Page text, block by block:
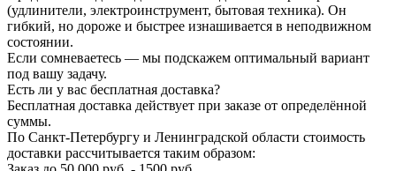
(удлинители, электроинструмент, бытовая техника). Он
гибкий, но дороже и быстрее изнашивается в неподвижном
состоянии.
Если сомневаетесь — мы подскажем оптимальный вариант
под вашу задачу.
Есть ли у вас бесплатная доставка?
Бесплатная доставка действует при заказе от определённой
суммы.
По Санкт-Петербургу и Ленинградской области стоимость
доставки рассчитывается таким образом: